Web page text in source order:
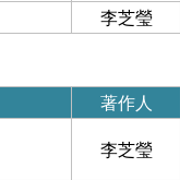
李芝瑩
著作人
李芝瑩